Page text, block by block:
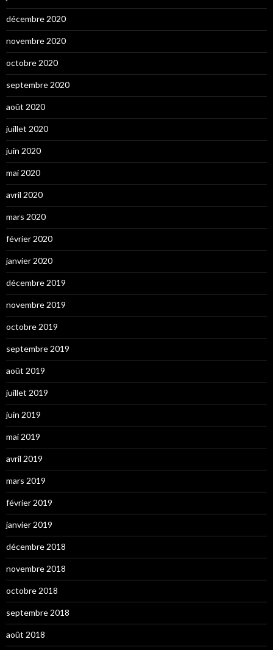
décembre 2020
novembre 2020
octobre 2020
septembre 2020
août 2020
juillet 2020
juin 2020
mai 2020
avril 2020
mars 2020
février 2020
janvier 2020
décembre 2019
novembre 2019
octobre 2019
septembre 2019
août 2019
juillet 2019
juin 2019
mai 2019
avril 2019
mars 2019
février 2019
janvier 2019
décembre 2018
novembre 2018
octobre 2018
septembre 2018
août 2018